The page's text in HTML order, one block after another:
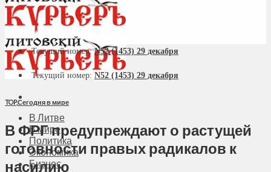
В Литве
В мире
Политика
Экономика
Бизнес
Текущий номер:N52 (1453) 29 декабря
Текущий номер: N52 (1453) 29 декабря
TOP,Сегодня в мире
В ФРГ предупреждают о растущей
готовности правых радикалов к
насилию